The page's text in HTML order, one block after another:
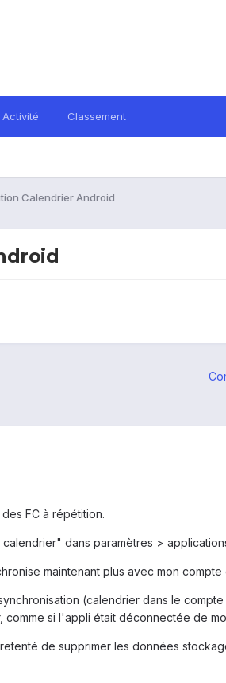
Activité Classement
Calendrier Android
FC à répétition.
dans paramètres >
maintenant plus avec mon compte
(calendrier dans le
si l'appli était déconnectée de
de supprimer les données